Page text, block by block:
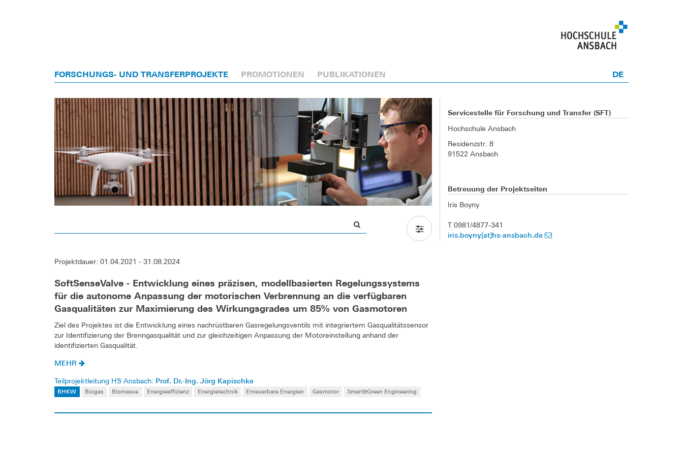
FORSCHUNGS- UND TRANSFERPROJEKTE PROMOTIONEN PUBLIKATIONEN DE
Projektdauer: 01.04.2021 - 31.08.2024
SoftSenseValve - Entwicklung eines präzisen, modellbasierten Regelungssystems
für die autonome Anpassung der motorischen Verbrennung an die verfügbaren
Gasqualitäten zur Maximierung des Wirkungsgrades um 85% von Gasmotoren
Ziel des Projektes ist die Entwicklung eines nachrüstbaren Gasregelungsventils mit integriertem Gasqualitätssensor
zur Identifizierung der Brenngasqualität und zur gleichzeitigen Anpassung der Motoreinstellung anhand der
identifizierten Gasqualität.
MEHR
Teilprojektleitung HS Ansbach: Prof. Dr.-Ing. Jörg Kapischke
BHKW Biogas Biomasse Energieeffizienz Energietechnik Erneuerbare Energien Gasmotor Smart&Green Engineering
Servicestelle für Forschung und Transfer (SFT)
Hochschule Ansbach
Residenzstr. 8
91522 Ansbach
Betreuung der Projektseiten
Iris Boyny
T 0981/4877-341
iris.boyny[at]hs-ansbach.de